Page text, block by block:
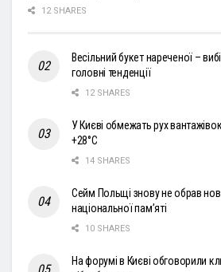
12 SHARES
Весільний букет нареченої –
головні тенденції
12 SHARES
У Києві обмежать рух
+28°С
14 SHARES
Сейм Польщі знову не обрав
національної пам’яті
10 SHARES
На форумі в Києві обговорили